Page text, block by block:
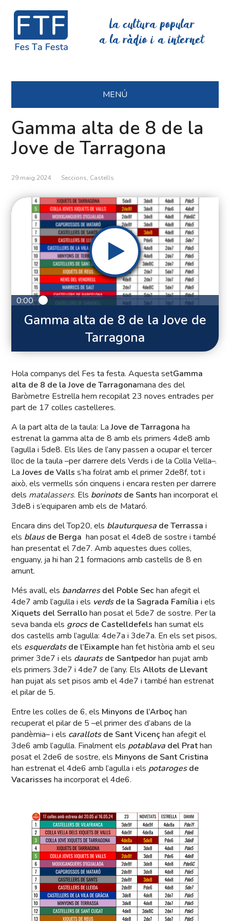
La cultura popular
a la ràdio i a internet
MENÚ
Gamma alta de 8 de la
Jove de Tarragona
29 maig 2024 Seccions, Castells
0:00
Gamma alta de 8 de la Jove de
Tarragona
Hola companys del Fes ta festa. Aquesta setGamma
alta de 8 de la Jove de Tarragonamana des del
Baròmetre Estrella hem recopilat 23 noves entrades per
part de 17 colles castelleres.
A la part alta de la taula: LaJove de Tarragona ha
estrenat la gamma alta de 8 amb els primers 4de8 amb
l’agulla i 5de8. Els liles de l’any passen a ocupar el tercer
lloc de la taula –per darrere dels Verds i de la Colla Vella–.
LaJoves de Valls s’ha folrat amb el primer 2de8f, tot i
això, els vermells són cinquens i encara resten per darrere
dels matalassers. Els borinotsde Sants han incorporat el
3de8 i s’equiparen amb els de Mataró.
Encara dins del Top20, els blauturquesa de Terrassa i
els blausde Berga han posat el 4de8 de sostre i també
han presentat el 7de7. Amb aquestes dues colles,
enguany, ja hi han 21 formacions amb castells de 8 en
amunt.
Més avall, els bandarresdel Poble Sechan afegit el
4de7 amb l’agulla i els verdsde la Sagrada Famíliai els
Xiquets del Serrallohan posat el 5de7 de sostre. Per la
seva banda els grocsde Castelldefels han sumat els
dos castells amb l’agulla: 4de7a i 3de7a. En els set pisos,
els esquerdatsde l’Eixamplehan fet història amb el seu
primer 3de7 i els dauratsde Santpedorhan pujat amb
els primers 3de7 i 4de7 de l’any. ElsAl·lots de Llevant
han pujat als set pisos amb el 4de7 i també han estrenat
el pilar de 5.
Entre les colles de 6, els Minyons de l’Arboçhan
recuperat el pilar de 5 –el primer des d’abans de la
pandèmia– i els carallotsde Sant Vicençhan afegit el
3de6 amb l’agulla. Finalment els potablava del Prathan
posat el 2de6 de sostre, els Minyons de Sant Cristina
han estrenat el 4de6 amb l’agulla i els potarogesde
Vacarisses ha incorporat el 4de6.